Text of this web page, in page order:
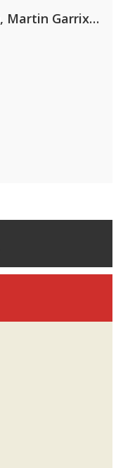
Armin van Buuren, Martin Garrix & Libby Whitehouse